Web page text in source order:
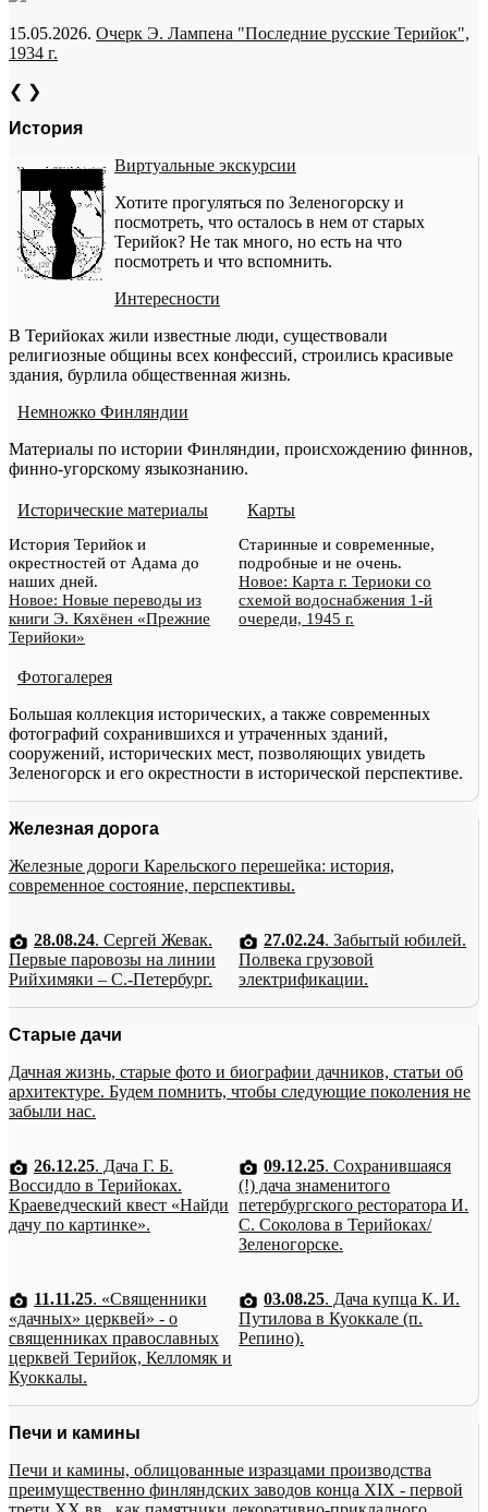
15.05.2026. Очерк Э. Лампена "Последние русские Терийок",
1934 г.
❮ ❯
История
Виртуальные экскурсии
Хотите прогуляться по Зеленогорску и
посмотреть, что осталось в нем от старых
Терийок? Не так много, но есть на что
посмотреть и что вспомнить.
Интересности
В Терийоках жили известные люди, существовали
религиозные общины всех конфессий, строились красивые
здания, бурлила общественная жизнь.
Немножко Финляндии
Материалы по истории Финляндии, происхождению финнов,
финно-угорскому языкознанию.
Исторические материалы
История Терийок и
окрестностей от Адама до
наших дней.
Новое: Новые переводы из
книги Э. Кяхёнен «Прежние
Терийоки»
Карты
Старинные и современные,
подробные и не очень.
Новое: Карта г. Териоки со
схемой водоснабжения 1-й
очереди, 1945 г.
Фотогалерея
Большая коллекция исторических, а также современных
фотографий сохранившихся и утраченных зданий,
сооружений, исторических мест, позволяющих увидеть
Зеленогорск и его окрестности в исторической перспективе.
Железная дорога
Железные дороги Карельского перешейка: история,
современное состояние, перспективы.
28.08.24. Сергей Жевак.
Первые паровозы на линии
Рийхимяки – С.-Петербург.
27.02.24. Забытый юбилей.
Полвека грузовой
электрификации.
Старые дачи
Дачная жизнь, старые фото и биографии дачников, статьи об
архитектуре. Будем помнить, чтобы следующие поколения не
забыли нас.
26.12.25. Дача Г. Б.
Воссидло в Терийоках.
Краеведческий квест «Найди
дачу по картинке».
09.12.25. Сохранившаяся
(!) дача знаменитого
петербургского ресторатора И.
С. Соколова в Терийоках/
Зеленогорске.
11.11.25. «Священники
«дачных» церквей» - о
священниках православных
церквей Терийок, Келломяк и
Куоккалы.
03.08.25. Дача купца К. И.
Путилова в Куоккале (п.
Репино).
Печи и камины
Печи и камины, облицованные изразцами производства
преимущественно финляндских заводов конца XIX - первой